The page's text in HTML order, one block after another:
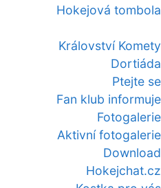
Hokejová tombola
Království Komety
Dortiáda
Ptejte se
Fan klub informuje
Fotogalerie
Aktivní fotogalerie
Download
Hokejchat.cz